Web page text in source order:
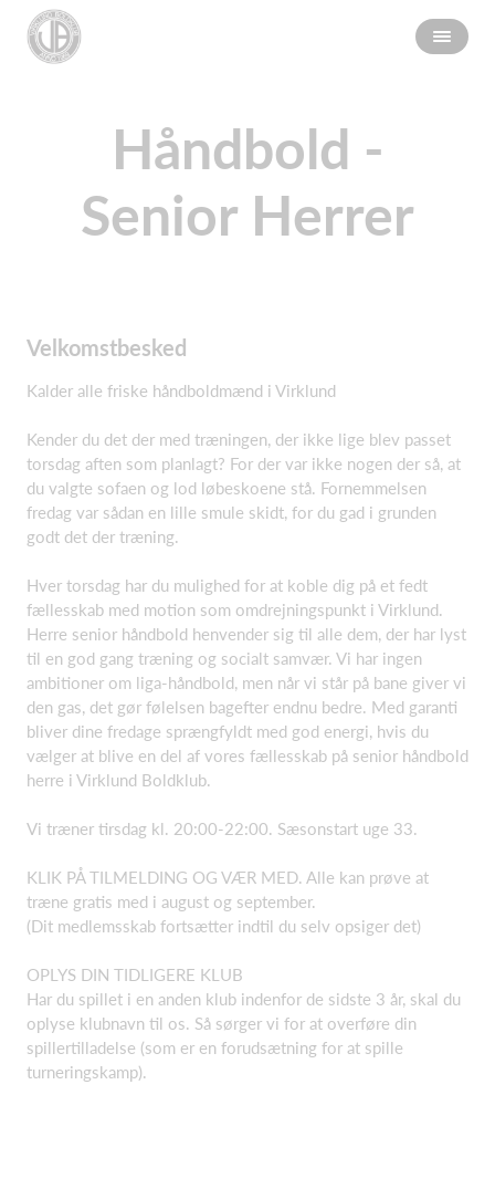
Håndbold -
Senior Herrer
Velkomstbesked
Kalder alle friske håndboldmænd i Virklund
Kender du det der med træningen, der ikke lige blev passet
torsdag aften som planlagt? For der var ikke nogen der så, at
du valgte sofaen og lod løbeskoene stå. Fornemmelsen
fredag var sådan en lille smule skidt, for du gad i grunden
godt det der træning.
Hver torsdag har du mulighed for at koble dig på et fedt
fællesskab med motion som omdrejningspunkt i Virklund.
Herre senior håndbold henvender sig til alle dem, der har lyst
til en god gang træning og socialt samvær. Vi har ingen
ambitioner om liga-håndbold, men når vi står på bane giver vi
den gas, det gør følelsen bagefter endnu bedre. Med garanti
bliver dine fredage sprængfyldt med god energi, hvis du
vælger at blive en del af vores fællesskab på senior håndbold
herre i Virklund Boldklub.
Vi træner tirsdag kl. 20:00-22:00. Sæsonstart uge 33.
KLIK PÅ TILMELDING OG VÆR MED. Alle kan prøve at
træne gratis med i august og september.
(Dit medlemsskab fortsætter indtil du selv opsiger det)
OPLYS DIN TIDLIGERE KLUB
Har du spillet i en anden klub indenfor de sidste 3 år, skal du
oplyse klubnavn til os. Så sørger vi for at overføre din
spillertilladelse (som er en forudsætning for at spille
turneringskamp).